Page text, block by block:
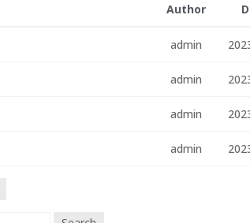
Author
admin
admin
admin
admin